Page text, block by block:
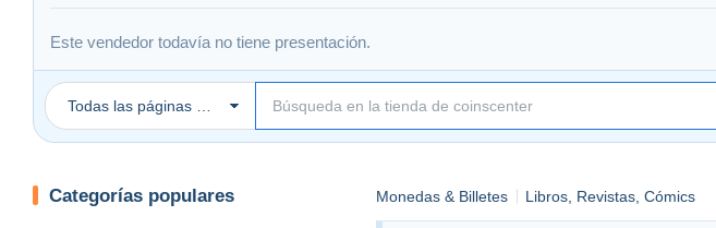
Este vendedor todavía no tiene presentación.
Todas las páginas Delcampe
Categorías populares Monedas & Billetes Libros, Revistas, Cómics